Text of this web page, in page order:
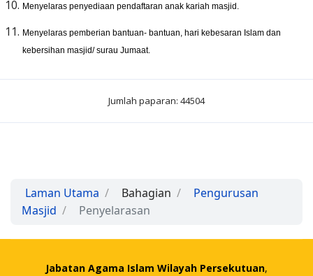
Menyelaras penyediaan pendaftaran anak kariah masjid.
Menyelaras pemberian bantuan- bantuan, hari kebesaran Islam dan
kebersihan masjid/ surau Jumaat.
Jumlah paparan: 44504
Laman Utama Bahagian
Pengurusan
Masjid
Penyelarasan
Jabatan Agama Islam Wilayah Persekutuan,